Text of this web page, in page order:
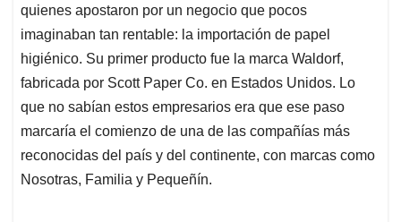
p
p
o
k
I
n
s
quienes apostaron por un negocio que pocos
imaginaban tan rentable: la importación de papel
higiénico. Su primer producto fue la marca Waldorf,
fabricada por Scott Paper Co. en Estados Unidos. Lo
que no sabían estos empresarios era que ese paso
marcaría el comienzo de una de las compañías más
reconocidas del país y del continente, con marcas como
Nosotras, Familia y Pequeñín.